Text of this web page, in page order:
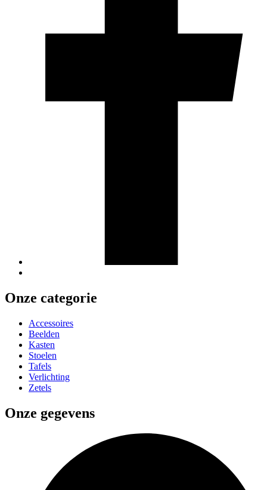
Onze categorie
Accessoires
Beelden
Kasten
Stoelen
Tafels
Verlichting
Zetels
Onze gegevens